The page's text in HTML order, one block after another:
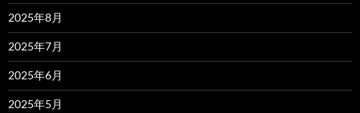
2025年8月
2025年7月
2025年6月
2025年5月